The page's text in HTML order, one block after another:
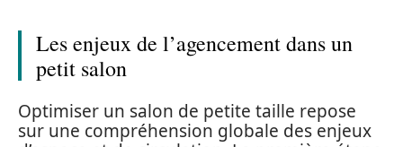
Les enjeux de l’agencement dans un
petit salon
Optimiser un salon de petite taille repose
sur une compréhension globale des enjeux